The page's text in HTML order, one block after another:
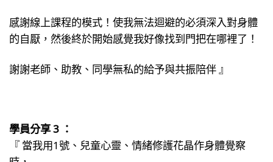
感謝線上課程的模式！使我無法迴避的必須深入對身體
的自厭，然後終於開始感覺我好像找到門把在哪裡了！
謝謝老師、助教、同學無私的給予與共振陪伴 』
學員分享 3 ：
『 當我用1號、兒童心靈、情緒修護花晶作身體覺察